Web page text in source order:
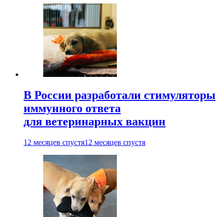
В России разработали стимуляторы
иммунного ответа
для ветеринарных вакцин
12 месяцев спустя12 месяцев спустя